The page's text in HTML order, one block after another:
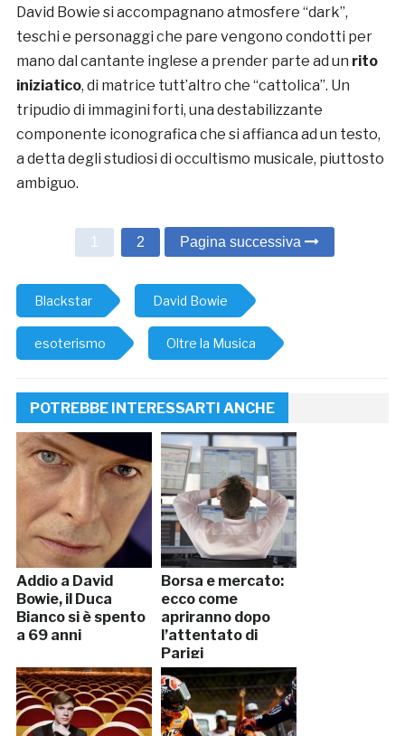
David Bowie si accompagnano atmosfere “dark”,
teschi e personaggi che pare vengono condotti per
mano dal cantante inglese a prender parte ad un rito
iniziatico, di matrice tutt’altro che “cattolica”. Un
tripudio di immagini forti, una destabilizzante
componente iconografica che si affianca ad un testo,
a detta degli studiosi di occultismo musicale, piuttosto
ambiguo.
1 2 Pagina successiva
Blackstar David Bowie
esoterismo Oltre la Musica
POTREBBE INTERESSARTI ANCHE
Addio a David
Bowie, il Duca
Bianco si è spento
a 69 anni
Borsa e mercato:
ecco come
apriranno dopo
l’attentato di
Parigi